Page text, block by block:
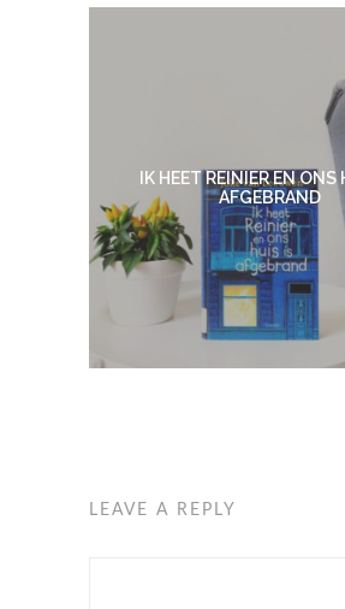
IK HEET REINIER EN ONS
AFGEBRAND
LEAVE A REPLY